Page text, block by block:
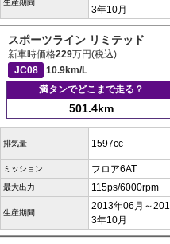
生産期間
3年10月
スポーツライン リミテッド
新車時価格229万円(税込)
JC08
10.9km/L
満タンでどこまで走る？
501.4km
排気量 1597cc
ミッション フロア6AT
最大出力 115ps/6000rpm
生産期間
2013年06月～201
3年10月